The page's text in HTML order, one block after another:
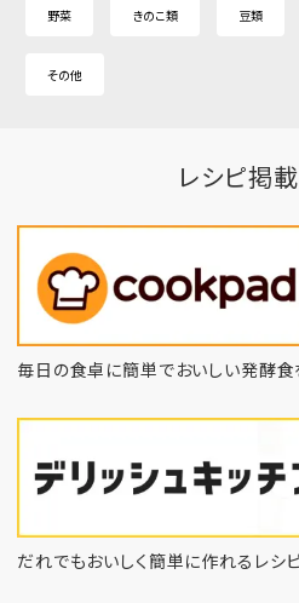
野菜 きのこ類 豆類
その他
レシピ掲
毎日の食卓に簡単でおいしい発酵食
だれでもおいしく簡単に作れるレシ